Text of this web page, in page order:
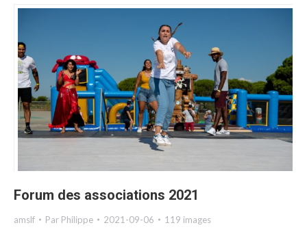
Forum des associations 2021
amslf Par Philippe 2021-09-06 119 images